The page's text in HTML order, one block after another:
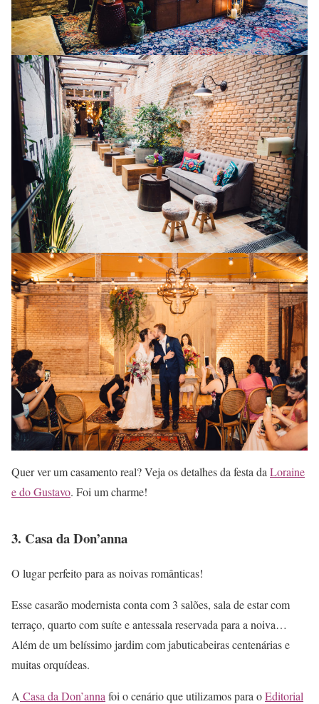
Quer ver um casamento real? Veja os detalhes da festa daLoraine
e do Gustavo. Foi um charme!
3. Casa da Don’anna
O lugar perfeito para as noivas românticas!
Esse casarão modernista conta com 3 salões, sala de estar com
terraço, quarto com suíte e antessala reservada para a noiva…
Além de um belíssimo jardim com jabuticabeiras centenárias e
muitas orquídeas.
A Casa da Don’anna foi o cenário que utilizamos para oEditorial